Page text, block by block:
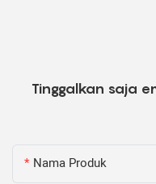
Tinggalkan saja
Nama Produk